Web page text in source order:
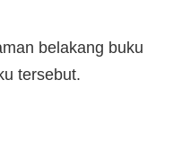
belakang buku
tersebut.